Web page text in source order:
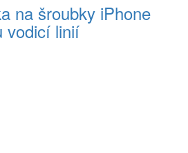
na šroubky iPhone
vodicí linií